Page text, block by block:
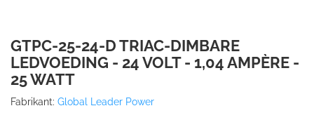
GTPC-25-24-D TRIAC-DIMBARE
LEDVOEDING - 24 VOLT - 1,04 AMPÈRE -
25 WATT
Fabrikant: Global Leader Power